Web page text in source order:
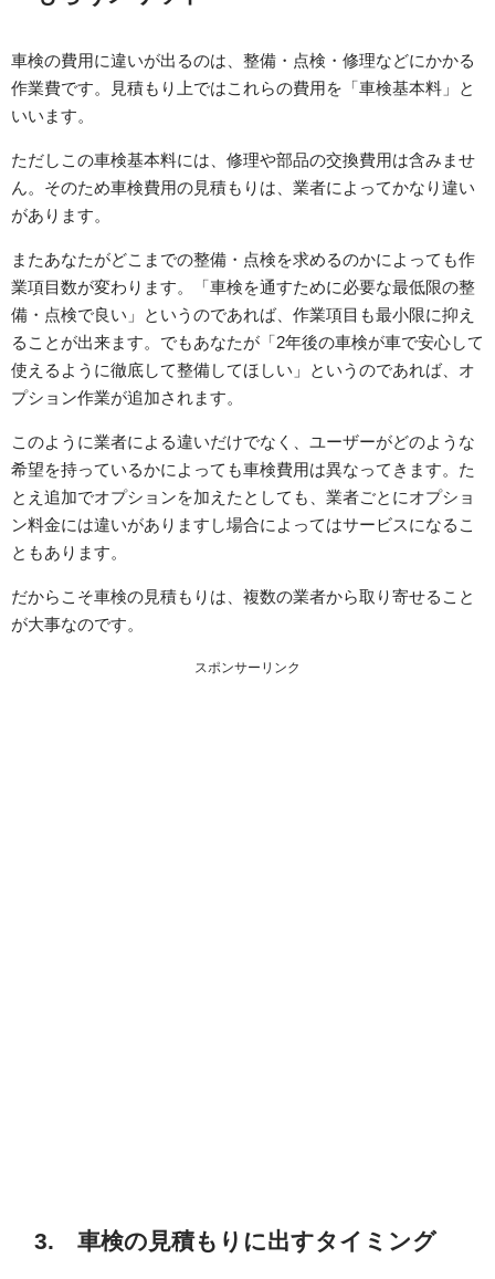
車検の費用に違いが出るのは、整備・点検・修理などにかかる
作業費です。見積もり上ではこれらの費用を「車検基本料」と
いいます。
ただしこの車検基本料には、修理や部品の交換費用は含みませ
ん。そのため車検費用の見積もりは、業者によってかなり違い
があります。
またあなたがどこまでの整備・点検を求めるのかによっても作
業項目数が変わります。「車検を通すために必要な最低限の整
備・点検で良い」というのであれば、作業項目も最小限に抑え
ることが出来ます。でもあなたが「2年後の車検が車で安心して
使えるように徹底して整備してほしい」というのであれば、オ
プション作業が追加されます。
このように業者による違いだけでなく、ユーザーがどのような
希望を持っているかによっても車検費用は異なってきます。た
とえ追加でオプションを加えたとしても、業者ごとにオプショ
ン料金には違いがありますし場合によってはサービスになるこ
ともあります。
だからこそ車検の見積もりは、複数の業者から取り寄せること
が大事なのです。
スポンサーリンク
3. 車検の見積もりに出すタイミング